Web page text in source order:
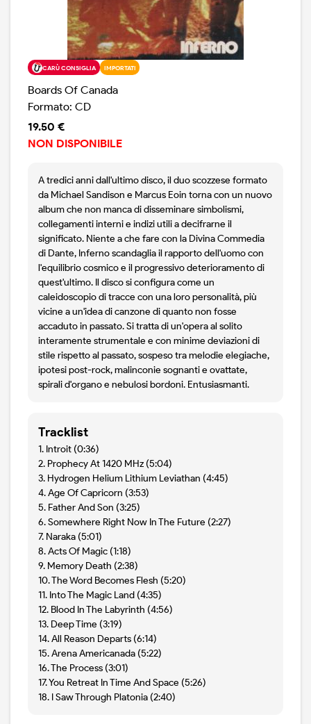
CARÙ CONSIGLIA IMPORTATI
Boards Of Canada
Formato: CD
19.50 €
NON DISPONIBILE
A tredici anni dall'ultimo disco, il duo scozzese formato
da Michael Sandison e Marcus Eoin torna con un nuovo
album che non manca di disseminare simbolismi,
collegamenti interni e indizi utili a decifrarne il
significato. Niente a che fare con la Divina Commedia
di Dante, Inferno scandaglia il rapporto dell'uomo con
l'equilibrio cosmico e il progressivo deterioramento di
quest'ultimo. Il disco si configura come un
caleidoscopio di tracce con una loro personalità, più
vicine a un'idea di canzone di quanto non fosse
accaduto in passato. Si tratta di un'opera al solito
interamente strumentale e con minime deviazioni di
stile rispetto al passato, sospeso tra melodie elegiache,
ipotesi post-rock, malinconie sognanti e ovattate,
spirali d'organo e nebulosi bordoni. Entusiasmanti.
Tracklist
1. Introit (0:36)
2. Prophecy At 1420 MHz (5:04)
3. Hydrogen Helium Lithium Leviathan (4:45)
4. Age Of Capricorn (3:53)
5. Father And Son (3:25)
6. Somewhere Right Now In The Future (2:27)
7. Naraka (5:01)
8. Acts Of Magic (1:18)
9. Memory Death (2:38)
10. The Word Becomes Flesh (5:20)
11. Into The Magic Land (4:35)
12. Blood In The Labyrinth (4:56)
13. Deep Time (3:19)
14. All Reason Departs (6:14)
15. Arena Americanada (5:22)
16. The Process (3:01)
17. You Retreat In Time And Space (5:26)
18. I Saw Through Platonia (2:40)